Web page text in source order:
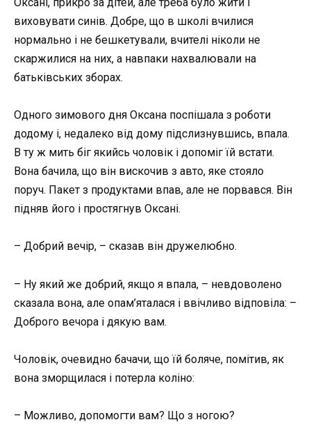
виховувати синів. Добре, що в школі вчилися
нормально і не бешкетували, вчителі ніколи не
скаржилися на них, а навпаки нахвалювали на
батьківських зборах.
Одного зимового дня Оксана поспішала з роботи
додому і, недалеко від дому підслизнувшись, впала.
В ту ж мить біг якийсь чоловік і допоміг їй встати.
Вона бачила, що він вискочив з авто, яке стояло
поруч. Пакет з продуктами впав, але не порвався. Він
підняв його і простягнув Оксані.
– Добрий вечір, – сказав він дружелюбно.
– Ну який же добрий, якщо я впала, – невдоволено
сказала вона, але опам’яталася і ввічливо відповіла: –
Доброго вечора і дякую вам.
Чоловік, очевидно бачачи, що їй боляче, помітив, як
вона зморщилася і потерла коліно:
– Можливо, допомогти вам? Що з ногою?